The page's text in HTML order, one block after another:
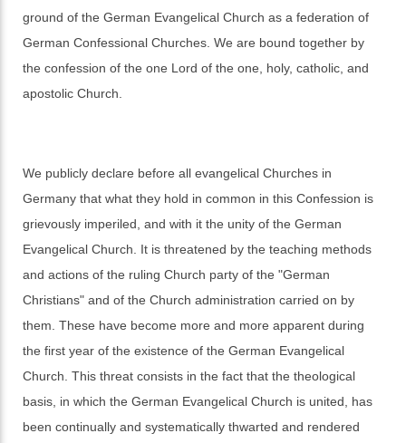
ground of the German Evangelical Church as a federation of
German Confessional Churches. We are bound together by
the confession of the one Lord of the one, holy, catholic, and
apostolic Church.
We publicly declare before all evangelical Churches in
Germany that what they hold in common in this Confession is
grievously imperiled, and with it the unity of the German
Evangelical Church. It is threatened by the teaching methods
and actions of the ruling Church party of the "German
Christians" and of the Church administration carried on by
them. These have become more and more apparent during
the first year of the existence of the German Evangelical
Church. This threat consists in the fact that the theological
basis, in which the German Evangelical Church is united, has
been continually and systematically thwarted and rendered